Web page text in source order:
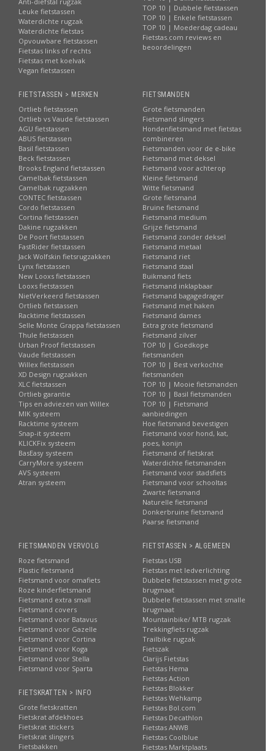
Leuke fietstassen
Waterdichte rugzak
Waterdichte fietstas
Opvouwbare fietstassen
Fietstas links of rechts
Fietstas met koelvak
Vegan fietstassen
TOP 10 | Dubbele fietstassen
TOP 10 | Enkele fietstassen
TOP 10 | Moederdag cadeau
Fietstas.com reviews en
beoordelingen
FIETSTASSEN > MERKEN
Ortlieb fietstassen
Ortlieb vs Vaude fietstassen
AGU fietstassen
ABUS fietstassen
Basil fietstassen
Beck fietstassen
Brooks England fietstassen
Camelbak fietstassen
Camelbak rugzakken
CONTEC fietstassen
Cordo fietstassen
Cortina fietstassen
Dakine rugzakken
De Poort fietstassen
FastRider fietstassen
Jack Wolfskin fietsrugzakken
Lynx fietstassen
New Looxs fietstassen
Looxs fietstassen
NietVerkeerd fietstassen
Ortlieb fietstassen
Racktime fietstassen
Selle Monte Grappa fietstassen
Thule fietstassen
Urban Proof fietstassen
Vaude fietstassen
Willex fietstassen
XD Design rugzakken
XLC fietstassen
Ortlieb garantie
Tips en adviezen van Willex
MIK systeem
Racktime systeem
Snap-it systeem
KLICKFix systeem
BasEasy systeem
CarryMore systeem
AVS systeem
Atran systeem
FIETSMANDEN
Grote fietsmanden
Fietsmand slingers
Hondenfietsmand met fietstas
combineren
Fietsmanden voor de e-bike
Fietsmand met deksel
Fietsmand voor achterop
Kleine fietsmand
Witte fietsmand
Grote fietsmand
Bruine fietsmand
Fietsmand medium
Grijze fietsmand
Fietsmand zonder deksel
Fietsmand metaal
Fietsmand riet
Fietsmand staal
Buikmand fiets
Fietsmand inklapbaar
Fietsmand bagagedrager
Fietsmand met haken
Fietsmand dames
Extra grote fietsmand
Fietsmand zilver
TOP 10 | Goedkope
fietsmanden
TOP 10 | Best verkochte
fietsmanden
TOP 10 | Mooie fietsmanden
TOP 10 | Basil fietsmanden
TOP 10 | Fietsmand
aanbiedingen
Hoe fietsmand bevestigen
Fietsmand voor hond, kat,
poes, konijn
Fietsmand of fietskrat
Waterdichte fietsmanden
Fietsmand voor stadsfiets
Fietsmand voor schooltas
Zwarte fietsmand
Naturelle fietsmand
Donkerbruine fietsmand
Paarse fietsmand
FIETSMANDEN VERVOLG
Roze fietsmand
Plastic fietsmand
Fietsmand voor omafiets
Roze kinderfietsmand
Fietsmand extra small
Fietsmand covers
Fietsmand voor Batavus
Fietsmand voor Gazelle
Fietsmand voor Cortina
Fietsmand voor Koga
Fietsmand voor Stella
Fietsmand voor Sparta
FIETSKRATTEN > INFO
Grote fietskratten
Fietskrat afdekhoes
Fietskrat stickers
Fietskrat slingers
Fietsbakken
FIETSTASSEN > ALGEMEEN
Fietstas USB
Fietstas met ledverlichting
Dubbele fietstassen met grote
brugmaat
Dubbele fietstassen met smalle
brugmaat
Mountainbike/ MTB rugzak
Trekkingfiets rugzak
Trailbike rugzak
Fietszak
Clarijs Fietstas
Fietstas Hema
Fietstas Action
Fietstas Blokker
Fietstas Wehkamp
Fietstas Bol.com
Fietstas Decathlon
Fietstas ANWB
Fietstas Coolblue
Fietstas Marktplaats